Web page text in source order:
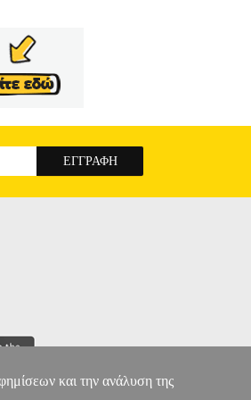
και την ανάλυση της